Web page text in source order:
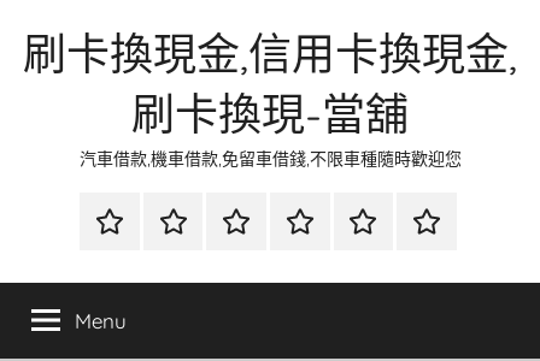
刷卡換現金,信用卡換現金,
刷卡換現-當舖
汽車借款,機車借款,免留車借錢,不限車種隨時歡迎您
首
當
金
網
資
流
時
環
清
聯
徵
Menu